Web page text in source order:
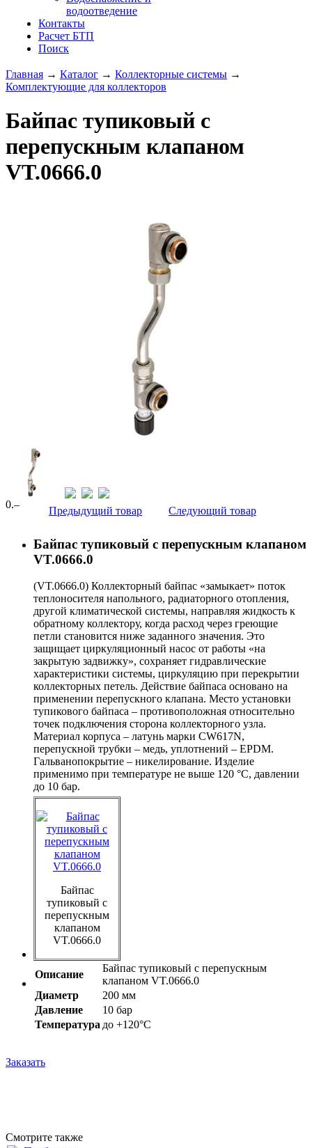
водоотведение
Контакты
Расчет БТП
Поиск
Главная → Каталог → Коллекторные системы →
Комплектующие для коллекторов
Байпас тупиковый c
перепускным клапаном
VT.0666.0
Предыдущий товар Следующий товар
0.–
Байпас тупиковый c перепускным клапаном
VT.0666.0
(VT.0666.0) Коллекторный байпас «замыкает» поток
теплоносителя напольного, радиаторного отопления,
другой климатической системы, направляя жидкость к
обратному коллектору, когда расход через греющие
петли становится ниже заданного значения. Это
защищает циркуляционный насос от работы «на
закрытую задвижку», сохраняет гидравлические
характеристики системы, циркуляцию при перекрытии
коллекторных петель. Действие байпаса основано на
применении перепускного клапана. Место установки
тупикового байпаса – противоположная относительно
точек подключения сторона коллекторного узла.
Материал корпуса – латунь марки CW617N,
перепускной трубки – медь, уплотнений – EPDM.
Гальванопокрытие – никелирование. Изделие
применимо при температуре не выше 120 °C, давлении
до 10 бар.
Байпас
тупиковый c
перепускным
клапаном
VT.0666.0
Описание
Байпас тупиковый c перепускным
клапаном VT.0666.0
Диаметр
200 мм
Давление
10 бар
Температура до +120°С
Заказать
Смотрите также